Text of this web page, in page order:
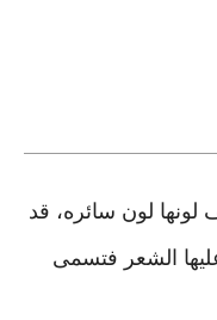
لون سائره، قد
الشعر فتسمى